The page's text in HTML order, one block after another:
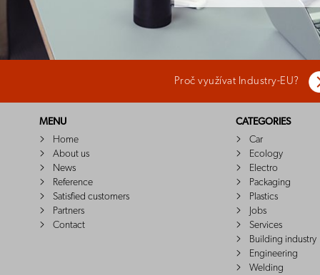
Proč využívat Industry-EU?
MENU
Home
About us
News
Reference
Satisfied customers
Partners
Contact
CATEGORIES
Car
Ecology
Electro
Packaging
Plastics
Jobs
Services
Building industry
Engineering
Welding